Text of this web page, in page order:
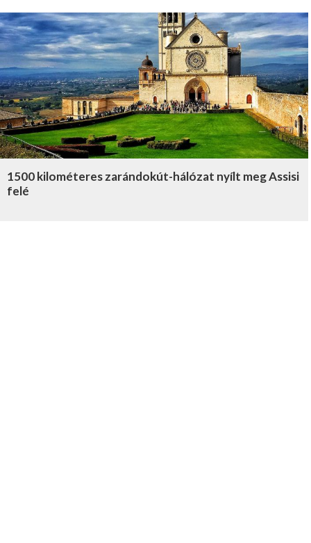
1500 kilométeres zarándokút-hálózat nyílt meg Assisi
felé